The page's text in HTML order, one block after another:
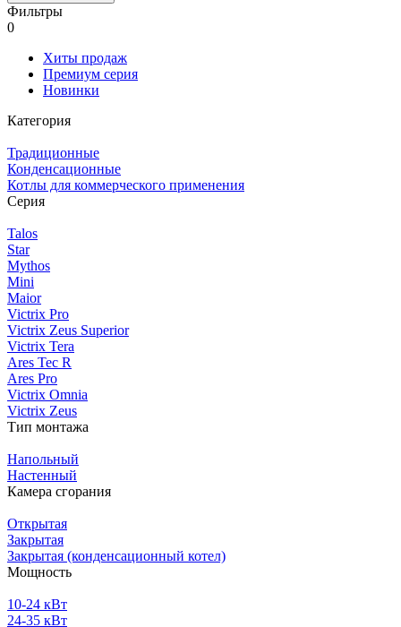
Фильтры
0
Хиты продаж
Премиум серия
Новинки
Категория
Традиционные
Конденсационные
Котлы для коммерческого применения
Серия
Talos
Star
Mythos
Mini
Maior
Victrix Pro
Victrix Zeus Superior
Victrix Tera
Ares Tec R
Ares Pro
Victrix Omnia
Victrix Zeus
Тип монтажа
Напольный
Настенный
Камера сгорания
Открытая
Закрытая
Закрытая (конденсационный котел)
Мощность
10-24 кВт
24-35 кВт